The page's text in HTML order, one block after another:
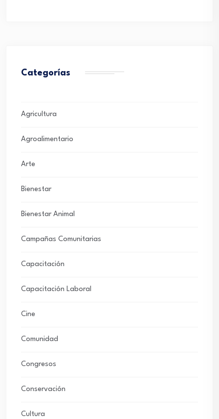
Categorías
Agricultura
Agroalimentario
Arte
Bienestar
Bienestar Animal
Campañas Comunitarias
Capacitación
Capacitación Laboral
Cine
Comunidad
Congresos
Conservación
Cultura